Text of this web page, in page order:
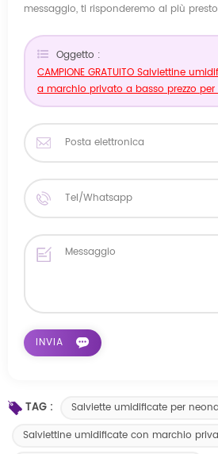
messaggio, ti risponderemo al più
Oggetto :
CAMPIONE GRATUITO Salviettine
a marchio privato a basso prezzo
TAG :
Salviette umidificate per
Salviettine umidificate con marchio